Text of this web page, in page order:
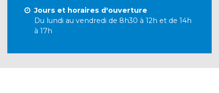
Jours et horaires d'ouverture
Du lundi au vendredi de 8h30 à 12h et de 14h
à 17h